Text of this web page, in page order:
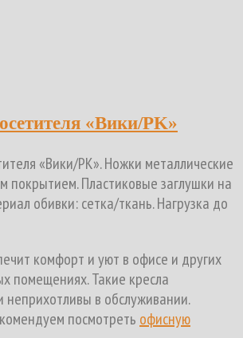
«Вики/PK»
«Вики/PK». Ножки металлические
покрытием. Пластиковые заглушки на
обивки: сетка/ткань. Нагрузка до
комфорт и уют в офисе и других
помещениях. Такие кресла
неприхотливы в обслуживании.
посмотреть офисную